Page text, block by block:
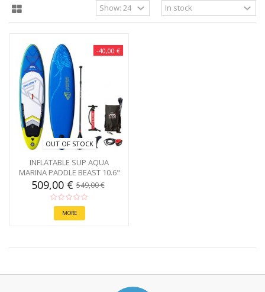
-40,00 €
OUT OF STOCK
INFLATABLE SUP AQUA
MARINA PADDLE BEAST 10.6"
-...
509,00 €549,00 €
MORE